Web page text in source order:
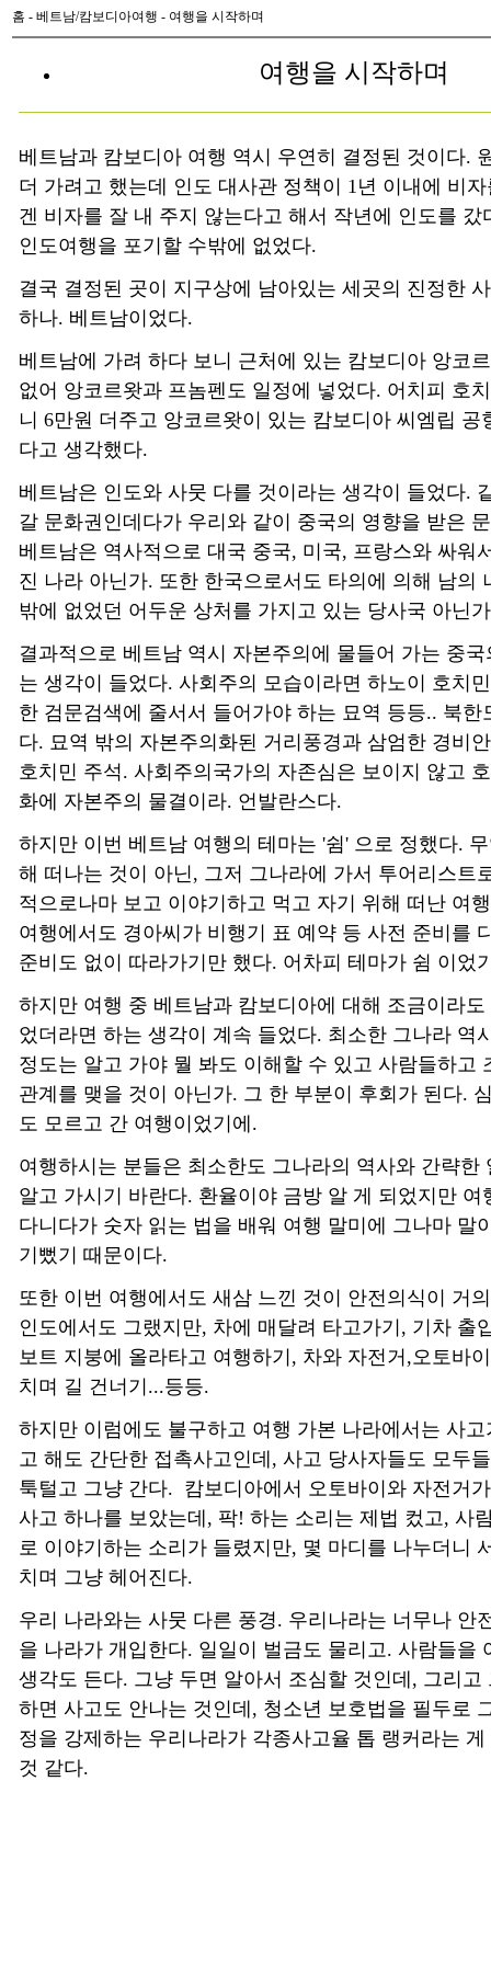
홈 - 베트남/캄보디아여행 - 여행을 시작하며
여행을 시작하며
베트남과 캄보디아 여행 역시 우연히 결정된 것이다.
더 가려고 했는데 인도 대사관 정책이 1년 이내에 비
겐 비자를 잘 내 주지 않는다고 해서 작년에 인도를 갔
인도여행을 포기할 수밖에 없었다.
결국 결정된 곳이 지구상에 남아있는 세곳의 진정한
하나. 베트남이었다.
베트남에 가려 하다 보니 근처에 있는 캄보디아 앙코
없어 앙코르왓과 프놈펜도 일정에 넣었다. 어치피 호
니 6만원 더주고 앙코르왓이 있는 캄보디아 씨엠립 공
다고 생각했다.
베트남은 인도와 사뭇 다를 것이라는 생각이 들었다.
갈 문화권인데다가 우리와 같이 중국의 영향을 받은
베트남은 역사적으로 대국 중국, 미국, 프랑스와 싸워
진 나라 아닌가. 또한 한국으로서도 타의에 의해 남의
밖에 없었던 어두운 상처를 가지고 있는 당사국 아닌
결과적으로 베트남 역시 자본주의에 물들어 가는 중
는 생각이 들었다. 사회주의 모습이라면 하노이 호치
한 검문검색에 줄서서 들어가야 하는 묘역 등등.. 북한
다. 묘역 밖의 자본주의화된 거리풍경과 삼엄한 경비
호치민 주석. 사회주의국가의 자존심은 보이지 않고
화에 자본주의 물결이라. 언발란스다.
하지만 이번 베트남 여행의 테마는 '쉼' 으로 정했다.
해 떠나는 것이 아닌, 그저 그나라에 가서 투어리스트
적으로나마 보고 이야기하고 먹고 자기 위해 떠난 여
여행에서도 경아씨가 비행기 표 예약 등 사전 준비를
준비도 없이 따라가기만 했다. 어차피 테마가 쉼 이었
하지만 여행 중 베트남과 캄보디아에 대해 조금이라
었더라면 하는 생각이 계속 들었다. 최소한 그나라 역
정도는 알고 가야 뭘 봐도 이해할 수 있고 사람들하고
관계를 맺을 것이 아닌가. 그 한 부분이 후회가 된다.
도 모르고 간 여행이었기에.
여행하시는 분들은 최소한도 그나라의 역사와 간략한
알고 가시기 바란다. 환율이야 금방 알 게 되었지만 여
다니다가 숫자 읽는 법을 배워 여행 말미에 그나마 말
기뻤기 때문이다.
또한 이번 여행에서도 새삼 느낀 것이 안전의식이 거
인도에서도 그랬지만, 차에 매달려 타고가기, 기차 출
보트 지붕에 올라타고 여행하기, 차와 자전거,오토바
치며 길 건너기...등등.
하지만 이럼에도 불구하고 여행 가본 나라에서는 사
고 해도 간단한 접촉사고인데, 사고 당사자들도 모두
툭털고 그냥 간다. 캄보디아에서 오토바이와 자전거
사고 하나를 보았는데, 팍! 하는 소리는 제법 컸고, 사
로 이야기하는 소리가 들렸지만, 몇 마디를 나누더니
치며 그냥 헤어진다.
우리 나라와는 사뭇 다른 풍경. 우리나라는 너무나 안
을 나라가 개입한다. 일일이 벌금도 물리고. 사람들을
생각도 든다. 그냥 두면 알아서 조심할 것인데, 그리고
하면 사고도 안나는 것인데, 청소년 보호법을 필두로
정을 강제하는 우리나라가 각종사고율 톱 랭커라는
것 같다.